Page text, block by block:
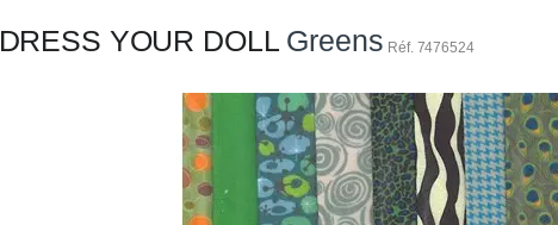
DRESS YOUR DOLLGreens Réf. 7476524